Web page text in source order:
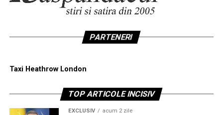
PARTENERI
Taxi Heathrow London
TOP ARTICOLE INCISIV
EXCLUSIV acum 2 zile